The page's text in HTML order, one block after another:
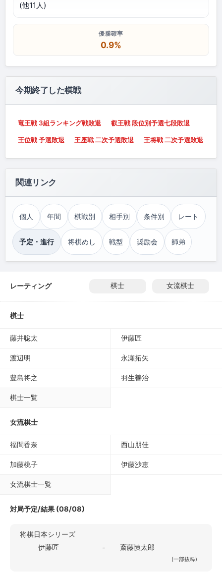
(他11人)
優勝確率
0.9%
今期終了した棋戦
竜王戦 3組ランキング戦敗退 叡王戦 段位別予選七段敗退
王位戦 予選敗退 王座戦 二次予選敗退 王将戦 二次予選敗退
関連リンク
個人 年間 棋戦別 相手別 条件別 レート
予定・進行 将棋めし 戦型 奨励会 師弟
レーティング 棋士 女流棋士
棋士
藤井聡太 伊藤匠
渡辺明 永瀬拓矢
豊島将之 羽生善治
棋士一覧
女流棋士
福間香奈 西山朋佳
加藤桃子 伊藤沙恵
女流棋士一覧
対局予定/結果 (08/08)
将棋日本シリーズ
伊藤匠
- 斎藤慎太郎
(一部抜粋)